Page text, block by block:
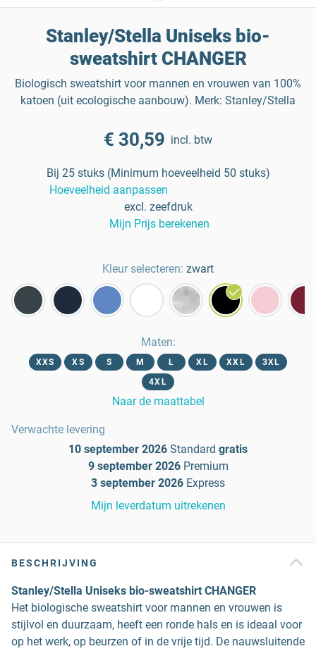
Stanley/Stella Uniseks bio-
sweatshirt CHANGER
Biologisch sweatshirt voor mannen en vrouwen van 100%
katoen (uit ecologische aanbouw). Merk: Stanley/Stella
€ 30,59 incl. btw
Bij 25 stuks (Minimum hoeveelheid 50 stuks)
Hoeveelheid aanpassen
excl. zeefdruk
Mijn Prijs berekenen
Kleur selecteren: zwart
Maten:
XXS XS S M L XL XXL
3XL
4XL
Naar de maattabel
Verwachte levering
10 september 2026 Standard gratis
9 september 2026 Premium
3 september 2026 Express
Mijn leverdatum uitrekenen
BESCHRIJVING
Stanley/Stella Uniseks bio-sweatshirt CHANGER
Het biologische sweatshirt voor mannen en vrouwen is
stijlvol en duurzaam, heeft een ronde hals en is ideaal voor
op het werk, op beurzen of in de vrije tijd. De nauwsluitende